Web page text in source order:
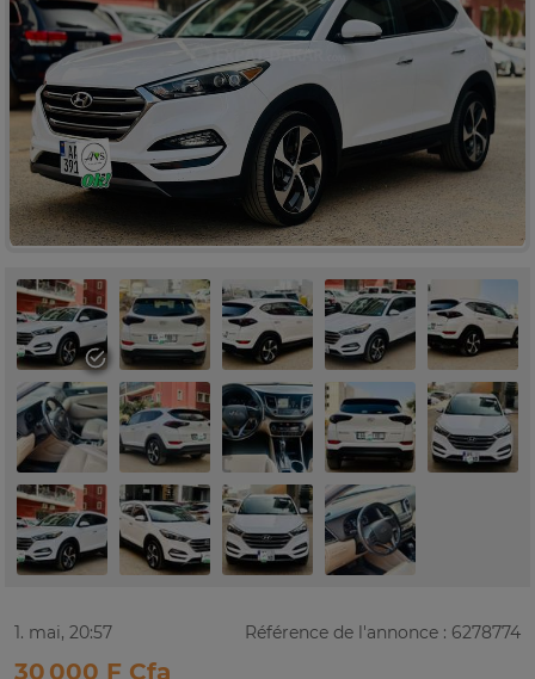
1. mai, 20:57 Référence de l'annonce : 6278774
30 000 F Cfa